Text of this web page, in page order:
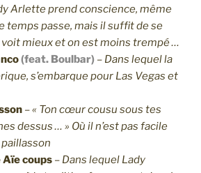
Arlette prend conscience, même
temps passe, mais il suffit de se
voit mieux et on est moins trempé …
(feat. Boulbar) – Dans lequel la
s’embarque pour Las Vegas et
–« Ton cœur cousu sous tes
dessus … » Où il n’est pas facile
Aïe coups – Dans lequel Lady